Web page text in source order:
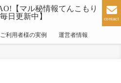
contact
ご利用者様の実例 運営者情報